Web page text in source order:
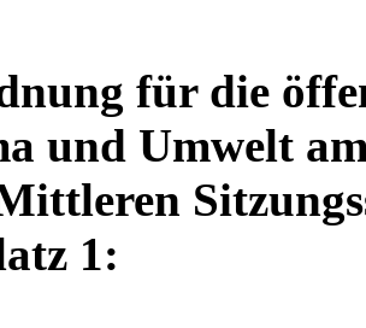
für die
und Umwelt
1: